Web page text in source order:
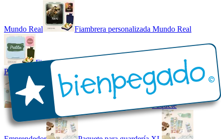
Mundo Real Fiambrera personalizada Mundo Real
Fiambrera con tu nombre básica
Paquetes
Kit combinado de etiquetas Paquete